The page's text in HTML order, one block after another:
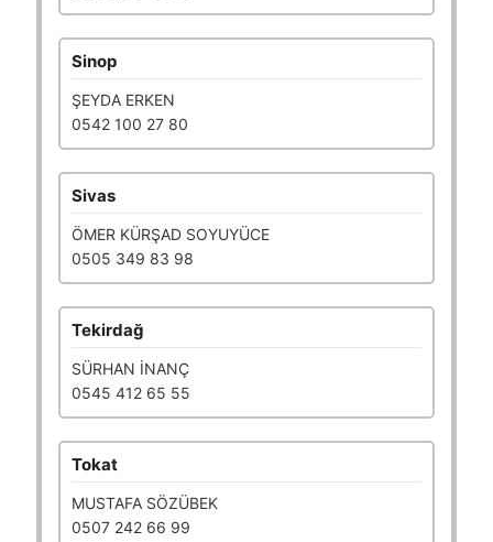
Sinop
ŞEYDA ERKEN
0542 100 27 80
Sivas
ÖMER KÜRŞAD SOYUYÜCE
0505 349 83 98
Tekirdağ
SÜRHAN İNANÇ
0545 412 65 55
Tokat
MUSTAFA SÖZÜBEK
0507 242 66 99